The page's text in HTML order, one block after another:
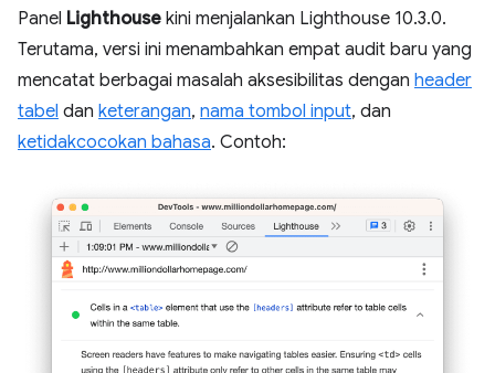
Panel Lighthouse kini menjalankan Lighthouse 10.3.0.
Terutama, versi ini menambahkan empat audit baru yang
mencatat berbagai masalah aksesibilitas dengan header
tabel dan keterangan, nama tombol input, dan
ketidakcocokan bahasa. Contoh: